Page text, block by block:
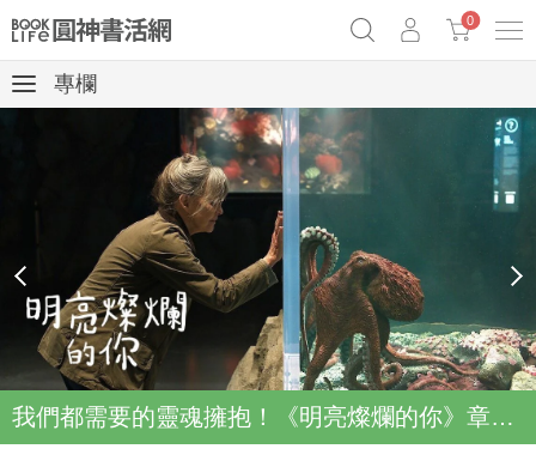
《祕密》作者最新《致富》公開 原子習慣實踐本
Netflix話題章魚小說！
0
專欄
我們都需要的靈魂擁抱！《明亮燦爛的你》章魚故事登上Netflix登上Top2
prev next